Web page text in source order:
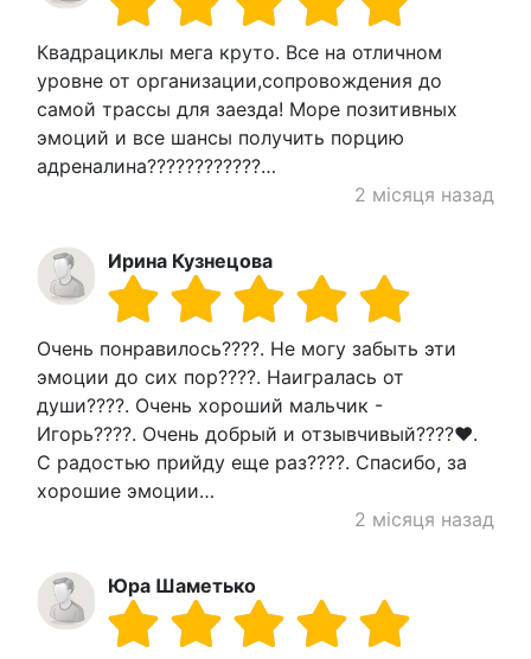
Квадрациклы мега круто. Все на отличном
уровне от организации,сопровождения до
самой трассы для заезда! Море позитивных
эмоций и все шансы получить порцию
адреналина????????????…
2 місяця назад
Ирина Кузнецова
Очень понравилось????. Не могу забыть эти
эмоции до сих пор????. Наигралась от
души????. Очень хороший мальчик -
Игорь????. Очень добрый и отзывчивый????❤.
С радостью прийду еще раз????. Спасибо, за
хорошие эмоции…
2 місяця назад
Юра Шаметько